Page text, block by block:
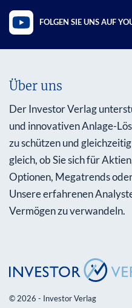
FOLGEN SIE UNS AUF
Über uns
Der Investor Verlag
und innovativen Anlage-
zu schützen und
gleich, ob Sie sich für
Optionen, Megatrends
Unsere erfahrenen
Vermögen zu verwandeln.
© 2026 - Investor Verlag